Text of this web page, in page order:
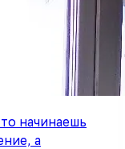
начинаешь
а